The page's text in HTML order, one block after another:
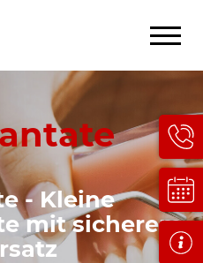
- Kleine
mit sicherem